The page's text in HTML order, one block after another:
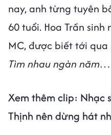
nay, anh từng tuyên
60 tuổi. Hoa Trần
MC, được biết tới
Tìm nhau ngàn năm…
Xem thêm clip: Nhạc
Thịnh nên dừng hát